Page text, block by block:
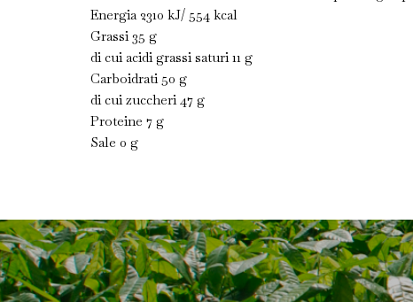
Energia 2310 kJ/ 554 kcal
Grassi 35 g
di cui acidi grassi saturi 11 g
Carboidrati 50 g
di cui zuccheri 47 g
Proteine 7 g
Sale 0 g